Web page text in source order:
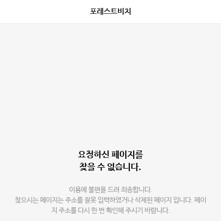
포레스트비치
요청하신 페이지를
찾을 수 없습니다.
이용에 불편을 드려 죄송합니다.
찾으시는 페이지는 주소를 잘못 입력하였거나 삭제된 페이지 입니다. 페이
지 주소를 다시 한 번 확인해 주시기 바랍니다.